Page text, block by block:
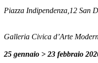
Piazza Indipendenza,12 San
Galleria Civica d’Arte
25 gennaio > 23 febbraio